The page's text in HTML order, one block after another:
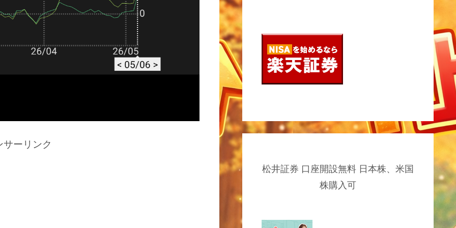
サーリンク
松井証券 口座開設無料 日本株、米国
株購入可